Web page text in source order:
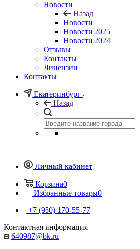
Новости
Назад
Новости
Новости 2025
Новости 2024
Отзывы
Контакты
Лицензии
Контакты
Екатеринбург
Назад
Личный кабинет
Корзина0
Избранные товары0
+7 (950) 170-55-77
Контактная информация
640987@bk.ru